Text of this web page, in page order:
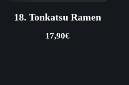
18. Tonkatsu Ramen
17,90€